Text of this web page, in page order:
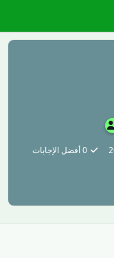
0أفضل الإجابات